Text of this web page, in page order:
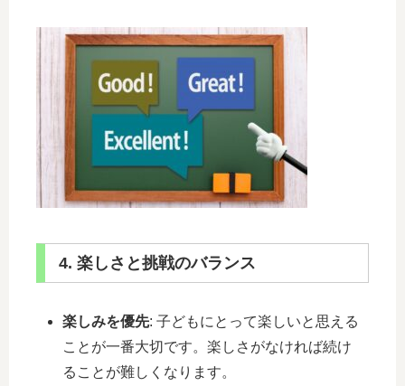
4. 楽しさと挑戦のバランス
楽しみを優先: 子どもにとって楽しいと思える
ことが一番大切です。楽しさがなければ続け
ることが難しくなります。